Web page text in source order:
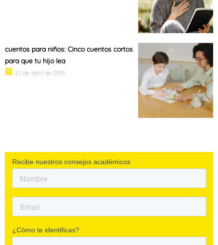
cuentos para niños: Cinco cuentos cortos
para que tu hijo lea
27 de abril de 2015